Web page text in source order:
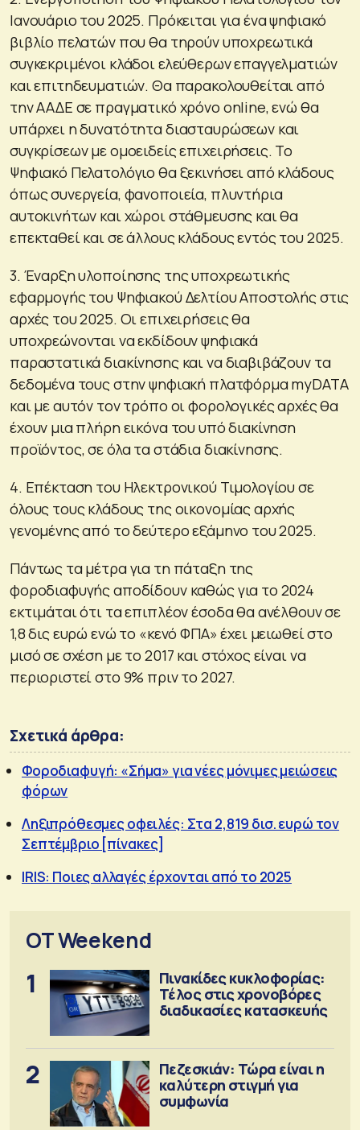
Ιανουάριο του 2025. Πρόκειται για ένα ψηφιακό
βιβλίο πελατών που θα τηρούν υποχρεωτικά
συγκεκριμένοι κλάδοι ελεύθερων επαγγελματιών
και επιτηδευματιών. Θα παρακολουθείται από
την ΑΑΔΕ σε πραγματικό χρόνο online, ενώ θα
υπάρχει η δυνατότητα διασταυρώσεων και
συγκρίσεων με ομοειδείς επιχειρήσεις. Το
Ψηφιακό Πελατολόγιο θα ξεκινήσει από κλάδους
όπως συνεργεία, φανοποιεία, πλυντήρια
αυτοκινήτων και χώροι στάθμευσης και θα
επεκταθεί και σε άλλους κλάδους εντός του 2025.
3. Έναρξη υλοποίησης της υποχρεωτικής
εφαρμογής του Ψηφιακού Δελτίου Αποστολής στις
αρχές του 2025. Οι επιχειρήσεις θα
υποχρεώνονται να εκδίδουν ψηφιακά
παραστατικά διακίνησης και να διαβιβάζουν τα
δεδομένα τους στην ψηφιακή πλατφόρμα myDATA
και με αυτόν τον τρόπο οι φορολογικές αρχές θα
έχουν μια πλήρη εικόνα του υπό διακίνηση
προϊόντος, σε όλα τα στάδια διακίνησης.
4. Επέκταση του Ηλεκτρονικού Τιμολογίου σε
όλους τους κλάδους της οικονομίας αρχής
γενομένης από το δεύτερο εξάμηνο του 2025.
Πάντως τα μέτρα για τη πάταξη της
φοροδιαφυγής αποδίδουν καθώς για το 2024
εκτιμάται ότι τα επιπλέον έσοδα θα ανέλθουν σε
1,8 δις ευρώ ενώ το «κενό ΦΠΑ» έχει μειωθεί στο
μισό σε σχέση με το 2017 και στόχος είναι να
περιοριστεί στο 9% πριν το 2027.
Σχετικά άρθρα:
Φοροδιαφυγή: «Σήμα» για νέες μόνιμες μειώσεις
φόρων
Ληξιπρόθεσμες οφειλές: Στα 2,819 δισ. ευρώ τον
Σεπτέμβριο [πίνακες]
IRIS: Ποιες αλλαγές έρχονται από το 2025
OT Weekend
1
Πινακίδες κυκλοφορίας:
Τέλος στις χρονοβόρες
διαδικασίες κατασκευής
2
Πεζεσκιάν: Τώρα είναι η
καλύτερη στιγμή για
συμφωνία